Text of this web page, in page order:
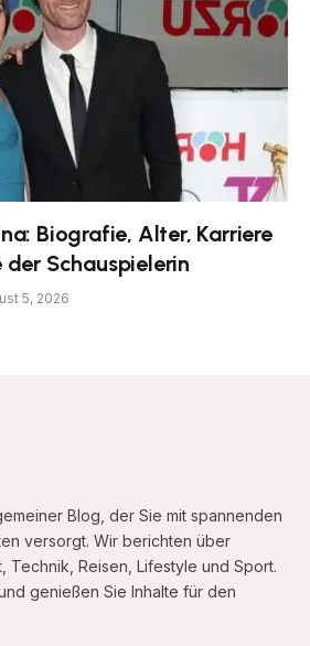
Biografie, Alter, Karriere
der Schauspielerin
5, 2026
Blog, der Sie mit spannenden
versorgt. Wir berichten über
Technik, Reisen, Lifestyle und Sport.
genießen Sie Inhalte für den